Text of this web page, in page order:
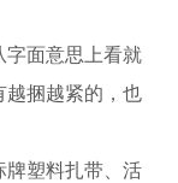
字面意思上看就
越捆越紧的，也
牌塑料扎带、活